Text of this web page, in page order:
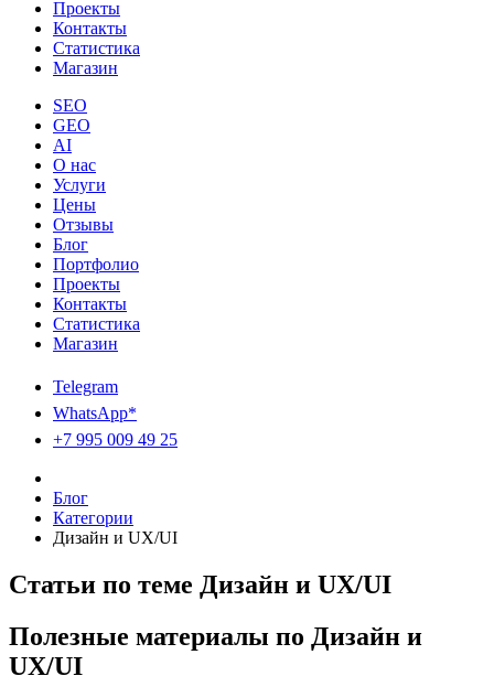
Проекты
Контакты
Статистика
Магазин
SEO
GEO
AI
О нас
Услуги
Цены
Отзывы
Блог
Портфолио
Проекты
Контакты
Статистика
Магазин
Telegram
WhatsApp*
+7 995 009 49 25
Блог
Категории
Дизайн и UX/UI
Статьи по теме Дизайн и UX/UI
Полезные материалы по Дизайн и
UX/UI